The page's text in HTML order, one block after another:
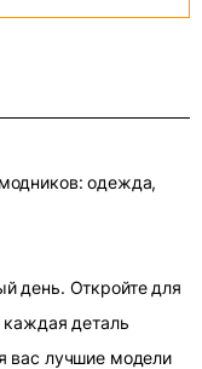
одежда,
день. Откройте для
деталь
вас лучшие модели